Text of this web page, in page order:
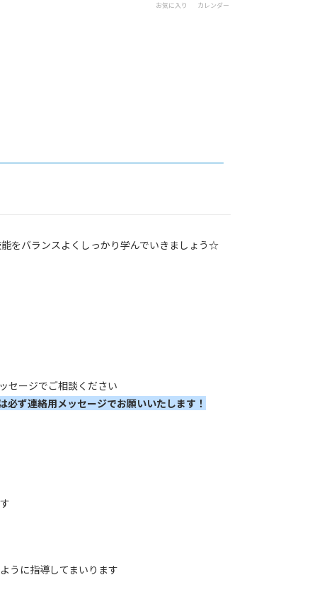
お気に入り カレンダー
をバランスよくしっかり学んでいきましょう☆
セージでご相談ください
ず連絡用メッセージでお願いいたします！
うに指導してまいります